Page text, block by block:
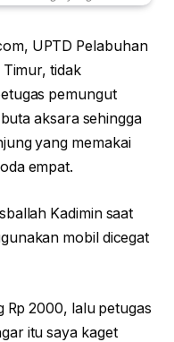
UPTD Pelabuhan
tidak
pemungut
aksara sehingga
yang memakai
empat.
Kadimin saat
mobil dicegat
Rp 2000, lalu petugas
itu saya kaget